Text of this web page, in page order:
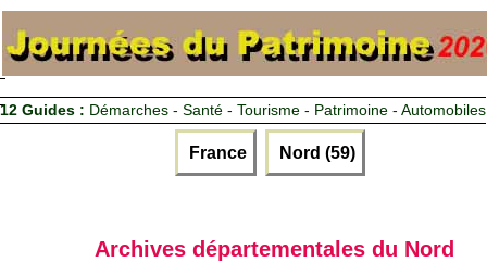
12 Guides : Démarches - Santé - Tourisme - Patrimoine - Automobiles
France Nord (59)
Archives départementales du Nord